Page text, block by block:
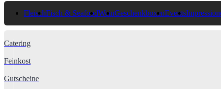
FleischFisch & SeafoodWeinGeschenkboxenEvents
Catering
Feinkost
Gutscheine